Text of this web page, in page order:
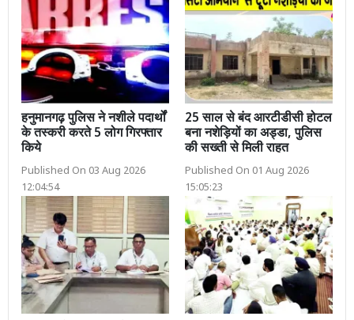
हनुमानगढ़ पुलिस ने नशीले पदार्थों
के तस्करी करते 5 लोग गिरफ्तार
किये
Published On 03 Aug 2026
12:04:54
25 साल से बंद आरटीडीसी होटल
बना नशेड़ियों का अड्डा, पुलिस
की सख्ती से मिली राहत
Published On 01 Aug 2026
15:05:23